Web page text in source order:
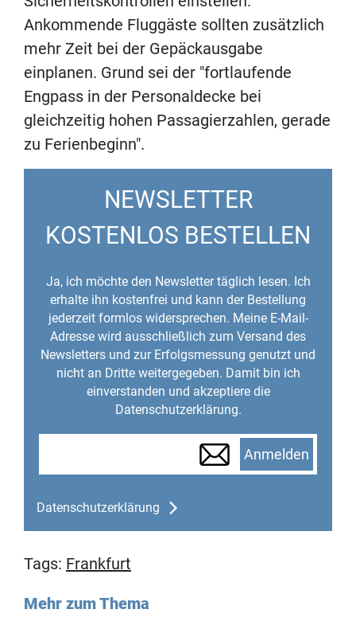
Ankommende Fluggäste sollten zusätzlich
mehr Zeit bei der Gepäckausgabe
einplanen. Grund sei der "fortlaufende
Engpass in der Personaldecke bei
gleichzeitig hohen Passagierzahlen, gerade
zu Ferienbeginn".
NEWSLETTER
KOSTENLOS BESTELLEN
Ja, ich möchte den Newsletter täglich lesen. Ich
erhalte ihn kostenfrei und kann der Bestellung
jederzeit formlos widersprechen. Meine E-Mail-
Adresse wird ausschließlich zum Versand des
Newsletters und zur Erfolgsmessung genutzt und
nicht an Dritte weitergegeben. Damit bin ich
einverstanden und akzeptiere die
Datenschutzerklärung.
Anmelden
Datenschutzerklärung
Tags: Frankfurt
Mehr zum Thema